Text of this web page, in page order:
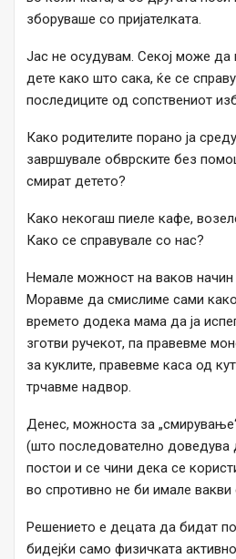
зборуваше со пријателката.
Јас не осудувам. Секој може да
дете како што сака, ќе се
последиците од сопствениот
Како родителите порано ја
завршувале обврските без
смират детето?
Како некогаш пиеле кафе,
Како се справувале со нас?
Немале можност на ваков
Моравме да смислиме сами
времето додека мама да ја
зготви ручекот, па правевме
за куклите, правевме каса од
трчавме надвор.
Денес, можноста за
(што последователно доведува
постои и се чини дека се
во спротивно не би имале вакви
Решението е децата да бидат
бидејќи само физичката